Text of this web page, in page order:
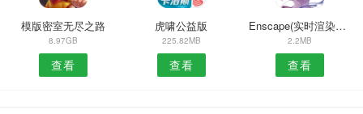
模版密室无尽之路
8.97GB
查看
虎啸公益版
225.82MB
查看
Enscape(实时渲染工具)
2.2MB
查看